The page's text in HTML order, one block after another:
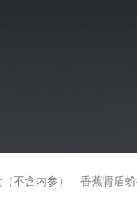
不含内参） 香蕉肾盾